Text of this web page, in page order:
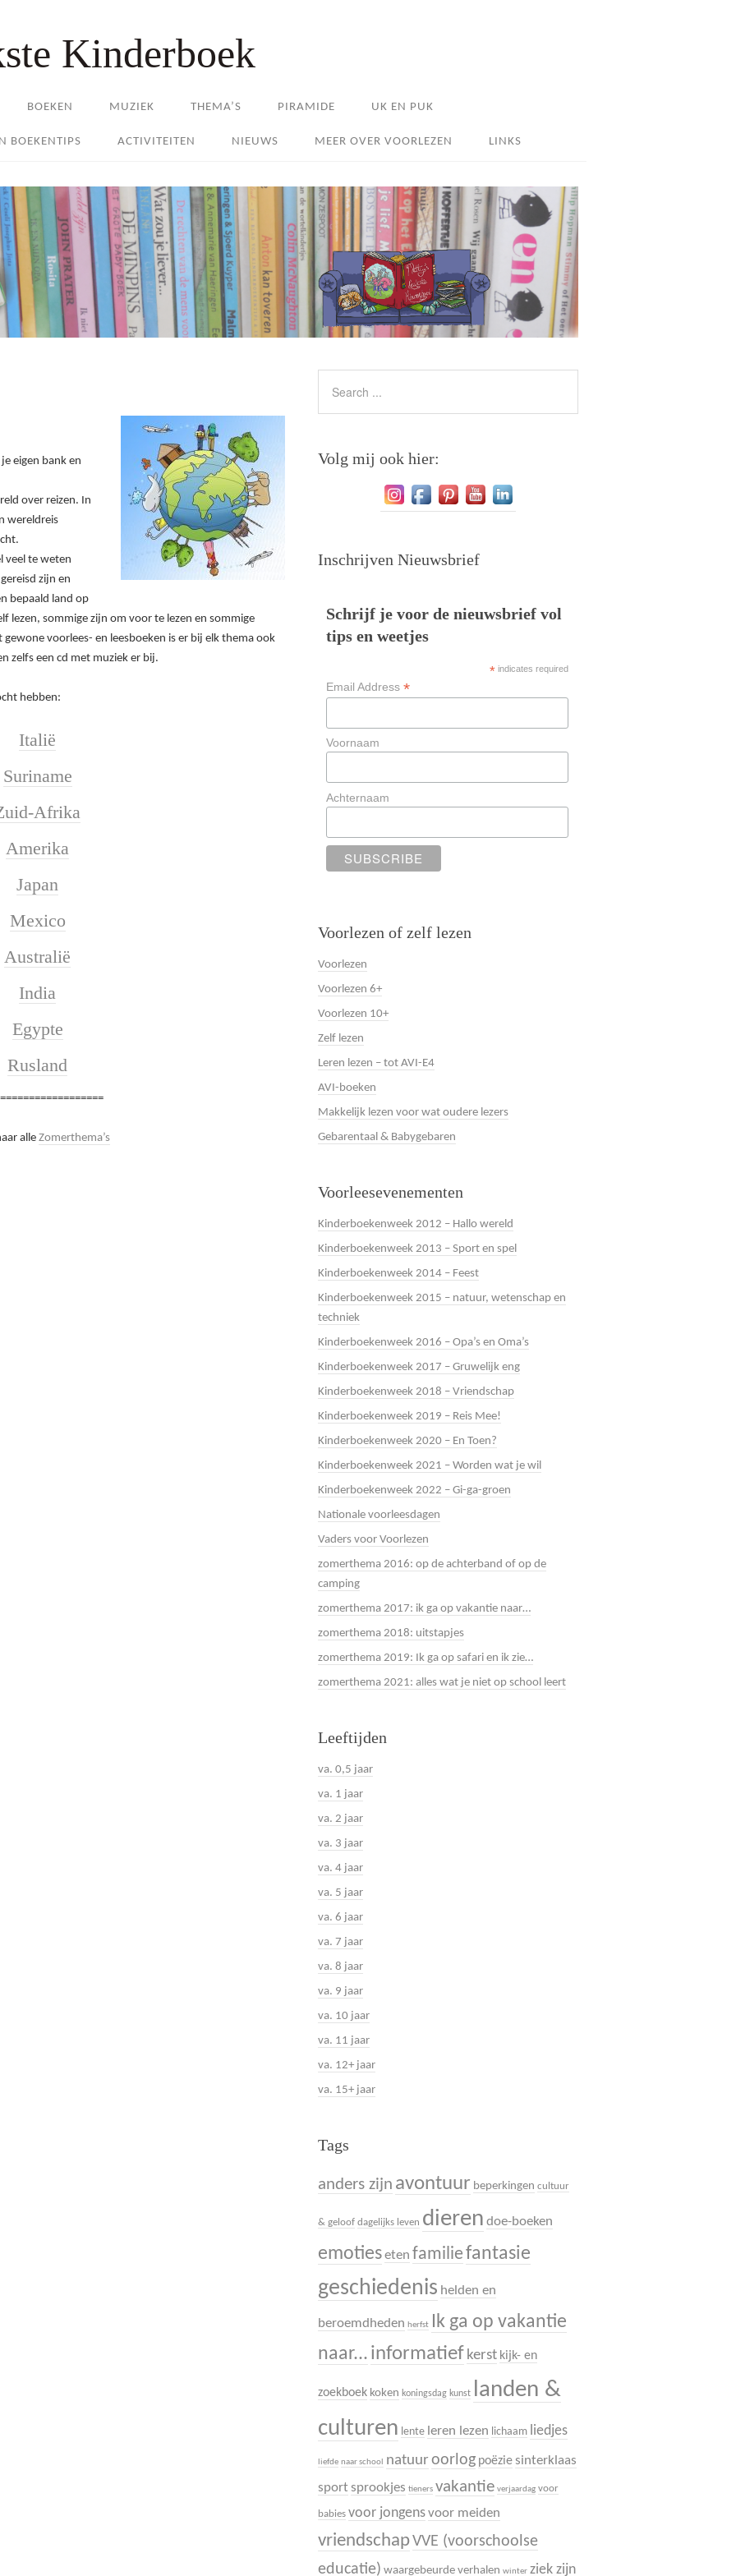
Kinderboek
BOEKEN MUZIEK THEMA’S PIRAMIDE UK EN PUK
BOEKENTIPS ACTIVITEITEN NIEUWS MEER OVER VOORLEZEN LINKS
eigen bank en
over reizen. In
wereldreis
veel te weten
zijn en
bepaald land op
lezen, sommige zijn om voor te lezen en sommige
voorlees- en leesboeken is er bij elk thema ook
zelfs een cd met muziek er bij.
hebben:
Italië
Suriname
Afrika
Amerika
Japan
Mexico
Australië
India
Egypte
Rusland
alle Zomerthema’s
Volg mij ook hier:
Inschrijven Nieuwsbrief
Schrijf je voor de nieuwsbrief vol
tips en weetjes
*indicates required
Email Address *
Voornaam
Achternaam
Voorlezen of zelf lezen
Voorlezen
Voorlezen 6+
Voorlezen 10+
Zelf lezen
Leren lezen – tot AVI-E4
AVI-boeken
Makkelijk lezen voor wat oudere lezers
Gebarentaal & Babygebaren
Voorleesevenementen
Kinderboekenweek 2012 – Hallo wereld
Kinderboekenweek 2013 – Sport en spel
Kinderboekenweek 2014 – Feest
Kinderboekenweek 2015 – natuur, wetenschap en
techniek
Kinderboekenweek 2016 – Opa’s en Oma’s
Kinderboekenweek 2017 – Gruwelijk eng
Kinderboekenweek 2018 – Vriendschap
Kinderboekenweek 2019 – Reis Mee!
Kinderboekenweek 2020 – En Toen?
Kinderboekenweek 2021 – Worden wat je wil
Kinderboekenweek 2022 – Gi-ga-groen
Nationale voorleesdagen
Vaders voor Voorlezen
zomerthema 2016: op de achterband of op de
camping
zomerthema 2017: ik ga op vakantie naar…
zomerthema 2018: uitstapjes
zomerthema 2019: Ik ga op safari en ik zie…
zomerthema 2021: alles wat je niet op school leert
Leeftijden
va. 0,5 jaar
va. 1 jaar
va. 2 jaar
va. 3 jaar
va. 4 jaar
va. 5 jaar
va. 6 jaar
va. 7 jaar
va. 8 jaar
va. 9 jaar
va. 10 jaar
va. 11 jaar
va. 12+ jaar
va. 15+ jaar
Tags
anders zijn avontuur beperkingen cultuur
& geloof dagelijks leven dieren doe-boeken
emotieseten familie fantasie
geschiedenis helden en
beroemdheden herfst
Ik ga op vakantie
naar... informatief kerst kijk- en
zoekboek koken koningsdag kunst
landen &
culturen lente leren lezen lichaam liedjes
liefde naar school natuur oorlog poëzie sinterklaas
sport sprookjes tieners vakantie verjaardag voor
babies voor jongensvoor meiden
vriendschapVVE (voorschoolse
educatie) waargebeurde verhalen winter ziek zijn